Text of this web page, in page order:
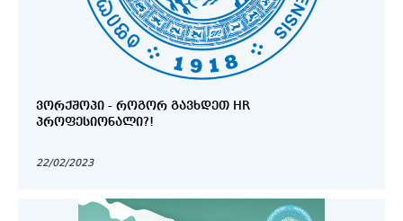
ᲕᲝᲠᲥᲨᲝᲞᲘ - ᲠᲝᲒᲝᲠ ᲒᲐᲕᲮᲓᲔᲗ HR
ᲞᲠᲝᲤᲔᲡᲘᲝᲜᲐᲚᲘ?!
22/02/2023